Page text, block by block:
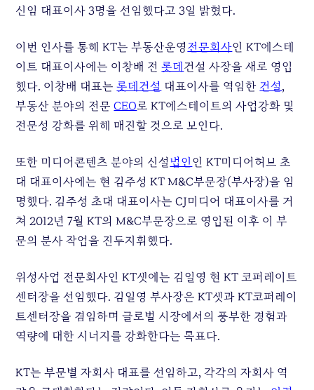
신임 대표이사 3명을 선임했다고 3일 밝혔다.
이번 인사를 통해 KT는 부동산운영전문회사인 KT에스테
이트 대표이사에는 이창배 전롯데건설 사장을 새로 영입
했다. 이창배 대표는롯데건설 대표이사를 역임한 건설,
부동산 분야의 전문CEO로 KT에스테이트의 사업강화 및
전문성 강화를 위해 매진할 것으로 보인다.
또한 미디어콘텐츠 분야의 신설법인인 KT미디어허브 초
대 대표이사에는 현 김주성 KT M&C부문장(부사장)을 임
명했다. 김주성 초대 대표이사는 CJ미디어 대표이사를 거
쳐 2012년 7월 KT의 M&C부문장으로 영입된 이후 이 부
문의 분사 작업을 진두지휘했다.
위성사업 전문회사인 KT샛에는 김일영 현 KT 코퍼레이트
센터장을 선임했다. 김일영 부사장은 KT샛과 KT코퍼레이
트센터장을 겸임하며 글로벌 시장에서의 풍부한 경험과
역량에 대한 시너지를 강화한다는 목표다.
KT는 부문별 자회사 대표를 선임하고, 각각의 자회사 역